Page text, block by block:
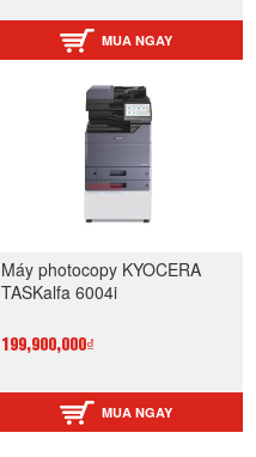
MUA NGAY
Máy photocopy KYOCERA
TASKalfa 6004i
199,900,000₫
MUA NGAY